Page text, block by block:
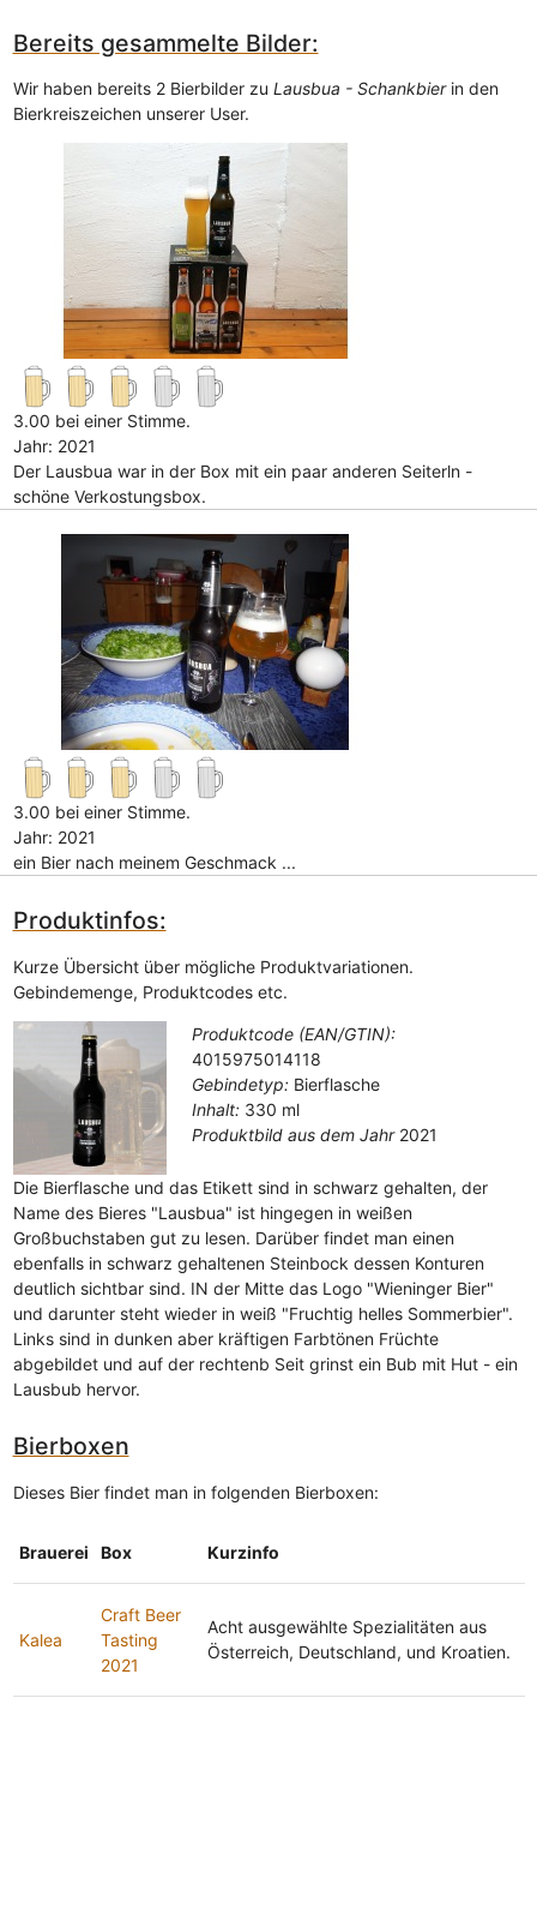
Bereits gesammelte Bilder:
Wir haben bereits 2 Bierbilder zu Lausbua - Schankbierin den
Bierkreiszeichen unserer User.
3.00 bei einer Stimme.
Jahr: 2021
Der Lausbua war in der Box mit ein paar anderen Seiterln -
schöne Verkostungsbox.
3.00 bei einer Stimme.
Jahr: 2021
ein Bier nach meinem Geschmack ...
Produktinfos:
Kurze Übersicht über mögliche Produktvariationen.
Gebindemenge, Produktcodes etc.
Produktcode (EAN/GTIN):
4015975014118
Gebindetyp: Bierflasche
Inhalt:330 ml
Produktbild aus dem Jahr 2021
Die Bierflasche und das Etikett sind in schwarz gehalten, der
Name des Bieres "Lausbua" ist hingegen in weißen
Großbuchstaben gut zu lesen. Darüber findet man einen
ebenfalls in schwarz gehaltenen Steinbock dessen Konturen
deutlich sichtbar sind. IN der Mitte das Logo "Wieninger Bier"
und darunter steht wieder in weiß "Fruchtig helles Sommerbier".
Links sind in dunken aber kräftigen Farbtönen Früchte
abgebildet und auf der rechtenb Seit grinst ein Bub mit Hut - ein
Lausbub hervor.
Bierboxen
Dieses Bier findet man in folgenden Bierboxen:
Brauerei Box Kurzinfo
Kalea
Craft Beer
Tasting
2021
Acht ausgewählte Spezialitäten aus
Österreich, Deutschland, und Kroatien.